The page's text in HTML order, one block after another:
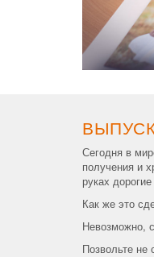
Сегодня в
получения и
руках
Как же это
Невозможно,
Позвольте не